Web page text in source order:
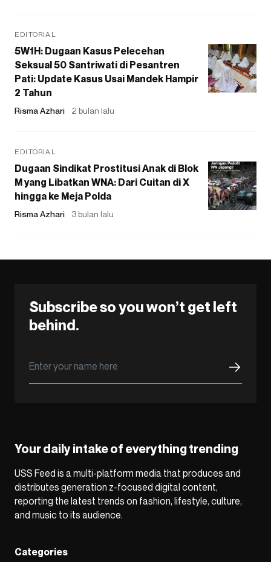
EDITORIAL
5W1H: Dugaan Kasus Pelecehan
Seksual 50 Santriwati di Pesantren
Pati: Update Kasus Usai Mandek Hampir
2 Tahun
Risma Azhari 2 bulan lalu
EDITORIAL
Dugaan Sindikat Prostitusi Anak di Blok
M yang Libatkan WNA: Dari Cuitan di X
hingga ke Meja Polda
Risma Azhari 3 bulan lalu
Subscribe so you won’t get left
behind.
Your daily intake of everything trending
USS Feed is a multi-platform media that produces and
distributes generation z-focused digital content,
reporting the latest trends on fashion, lifestyle, culture,
and music to its audience.
Categories